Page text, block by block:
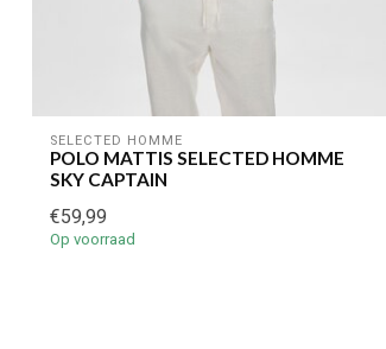
SELECTED HOMME
POLO MATTIS SELECTED HOMME
SKY CAPTAIN
€59,99
Op voorraad